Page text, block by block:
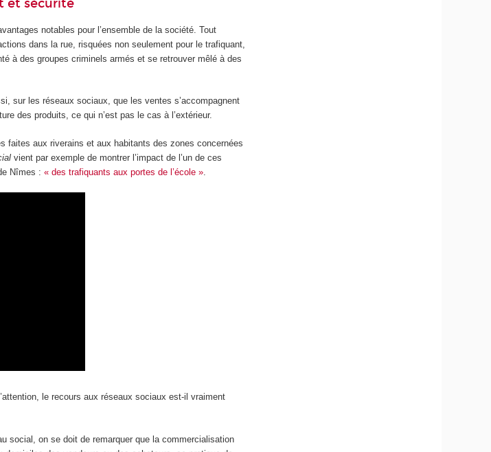
et sécurité
notables pour l’ensemble de la société. Tout
dans la rue, risquées non seulement pour le trafiquant,
à des groupes criminels armés et se retrouver mêlé à des
sur les réseaux sociaux, que les ventes s’accompagnent
des produits, ce qui n’est pas le cas à l’extérieur.
faites aux riverains et aux habitants des zones concernées
vient par exemple de montrer l’impact de l’un de ces
Nîmes :« des trafiquants aux portes de l’école »
le recours aux réseaux sociaux est-il vraiment
social, on se doit de remarquer que la commercialisation